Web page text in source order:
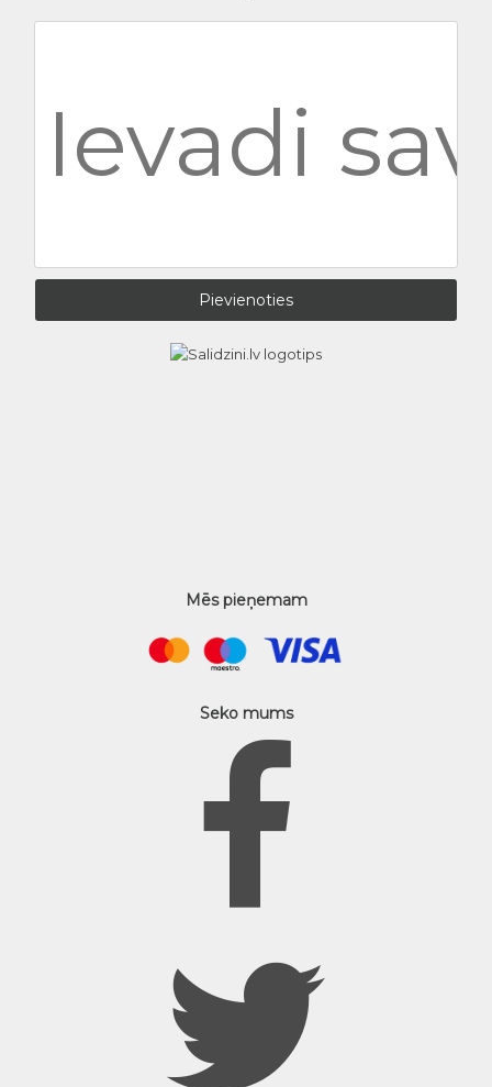
Mēs pieņemam
Seko mums